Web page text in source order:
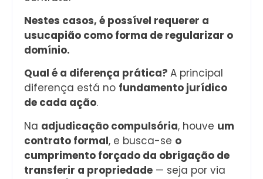
Nestes casos, é possível requerer a
usucapião como forma de regularizar o
domínio.
Qual é a diferença prática? A principal
diferença está no fundamento jurídico
de cada ação.
Na adjudicação compulsória, houve um
contrato formal, e busca-se o
cumprimento forçado da obrigação de
transferir a propriedade — seja por via